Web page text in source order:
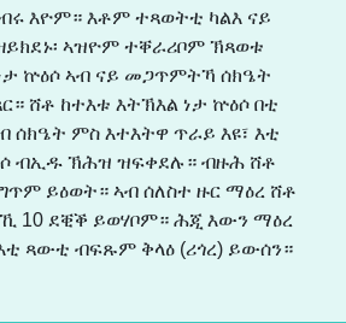
እዮም። እቶም ተጻወትቲ ካልእ ናይ
ኣዝዮም ተቐራሪቦም ኽጻወቱ
ኵዕሶ ኣብ ናይ መጋጥምትኻ ሰክዔት
ሸቶ ከተእቱ እትኽእል ነታ ኵዕሶ በቲ
ሰክዔት ምስ እተእትዋ ጥራይ እዩ፣ እቲ
ብኢዱ ኽሕዝ ዝፍቀደሉ። ብዙሕ ሸቶ
ይዕወት። ኣብ ሰለስተ ዙር ማዕረ ሸቶ
10 ደቒቕ ይወሃቦም። ሕጂ እውን ማዕረ
ጻውቲ ብፍጹም ቅላዕ (ሪጎረ) ይውሰን።